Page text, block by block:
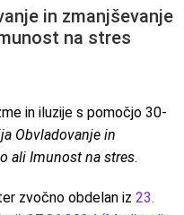
in zmanjševanje
na stres
in iluzije s pomočjo 30-
Obvladovanje in
ali Imunost na stres.
zvočno obdelan iz 23.